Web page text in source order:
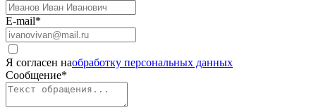
E-mail*
Я согласен наобработку персональных данных
Сообщение*